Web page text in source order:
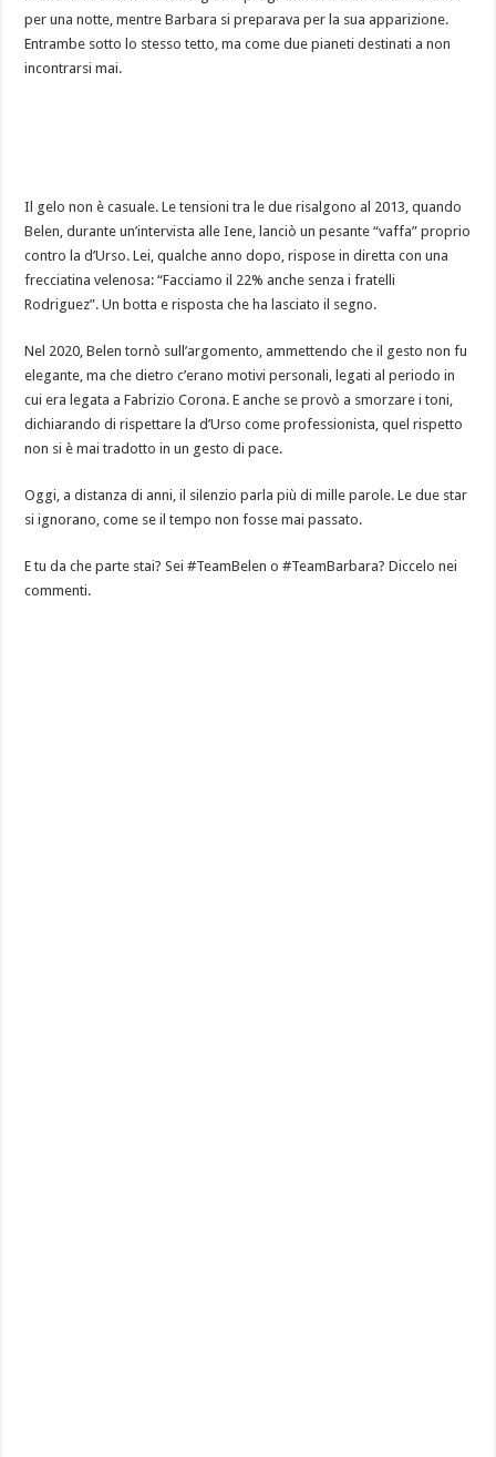
per una notte, mentre Barbara si preparava per la sua apparizione.
Entrambe sotto lo stesso tetto, ma come due pianeti destinati a non
incontrarsi mai.
Il gelo non è casuale. Le tensioni tra le due risalgono al 2013, quando
Belen, durante un’intervista alle Iene, lanciò un pesante “vaffa” proprio
contro la d’Urso. Lei, qualche anno dopo, rispose in diretta con una
frecciatina velenosa: “Facciamo il 22% anche senza i fratelli
Rodriguez”. Un botta e risposta che ha lasciato il segno.
Nel 2020, Belen tornò sull’argomento, ammettendo che il gesto non fu
elegante, ma che dietro c’erano motivi personali, legati al periodo in
cui era legata a Fabrizio Corona. E anche se provò a smorzare i toni,
dichiarando di rispettare la d’Urso come professionista, quel rispetto
non si è mai tradotto in un gesto di pace.
Oggi, a distanza di anni, il silenzio parla più di mille parole. Le due star
si ignorano, come se il tempo non fosse mai passato.
E tu da che parte stai? Sei #TeamBelen o #TeamBarbara? Diccelo nei
commenti.